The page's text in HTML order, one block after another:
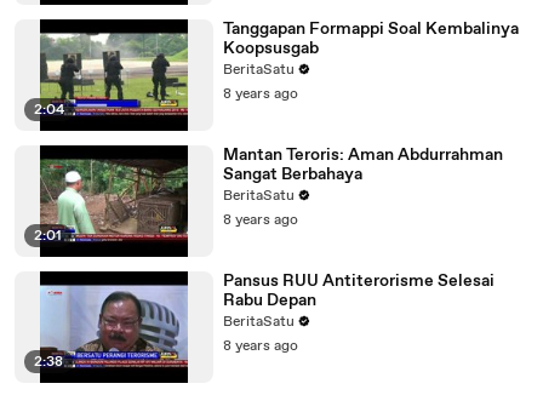
2:04
Tanggapan Formappi Soal Kembalinya
Koopsusgab
BeritaSatu
8 years ago
2:01
Mantan Teroris: Aman Abdurrahman
Sangat Berbahaya
BeritaSatu
8 years ago
2:38
Pansus RUU Antiterorisme Selesai
Rabu Depan
BeritaSatu
8 years ago